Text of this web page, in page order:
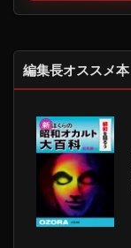
編集長オススメ本